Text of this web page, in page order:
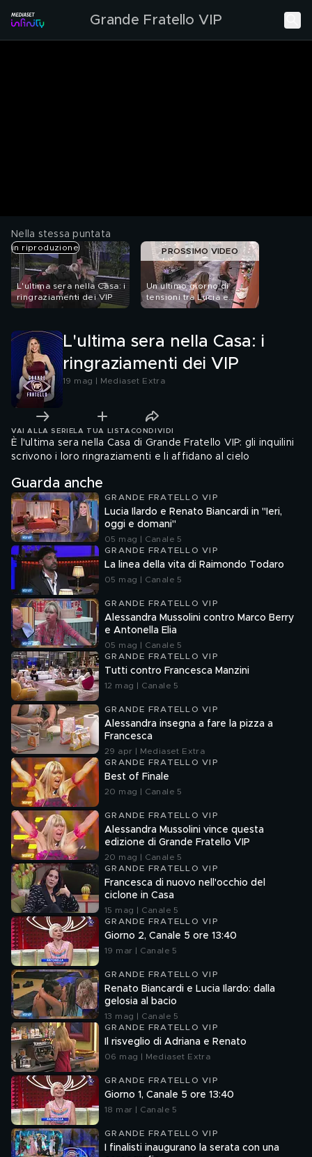
Grande Fratello VIP
Nella stessa puntata
in riproduzione
L'ultima sera nella Casa: i
ringraziamenti dei VIP
Un ultimo giorno di
tensioni tra Lucia e
Renato
PROSSIMO VIDEO
L'ultima sera nella Casa: i
ringraziamenti dei VIP
19 mag | Mediaset Extra
VAI ALLA SERIE LA TUA LISTA CONDIVIDI
È l'ultima sera nella Casa di Grande Fratello VIP: gli inquilini
scrivono i loro ringraziamenti e li affidano al cielo
Guarda anche
GRANDE FRATELLO VIP
Lucia Ilardo e Renato Biancardi in "Ieri,
oggi e domani"
05 mag | Canale 5
GRANDE FRATELLO VIP
La linea della vita di Raimondo Todaro
05 mag | Canale 5
GRANDE FRATELLO VIP
Alessandra Mussolini contro Marco Berry
e Antonella Elia
05 mag | Canale 5
GRANDE FRATELLO VIP
Tutti contro Francesca Manzini
12 mag | Canale 5
GRANDE FRATELLO VIP
Alessandra insegna a fare la pizza a
Francesca
29 apr | Mediaset Extra
GRANDE FRATELLO VIP
Best of Finale
20 mag | Canale 5
GRANDE FRATELLO VIP
Alessandra Mussolini vince questa
edizione di Grande Fratello VIP
20 mag | Canale 5
GRANDE FRATELLO VIP
Francesca di nuovo nell'occhio del
ciclone in Casa
15 mag | Canale 5
GRANDE FRATELLO VIP
Giorno 2, Canale 5 ore 13:40
19 mar | Canale 5
GRANDE FRATELLO VIP
Renato Biancardi e Lucia Ilardo: dalla
gelosia al bacio
13 mag | Canale 5
GRANDE FRATELLO VIP
Il risveglio di Adriana e Renato
06 mag | Mediaset Extra
GRANDE FRATELLO VIP
Giorno 1, Canale 5 ore 13:40
18 mar | Canale 5
GRANDE FRATELLO VIP
I finalisti inaugurano la serata con una